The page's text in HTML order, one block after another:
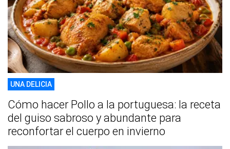
UNA DELICIA
Cómo hacer Pollo a la portuguesa: la receta
del guiso sabroso y abundante para
reconfortar el cuerpo en invierno